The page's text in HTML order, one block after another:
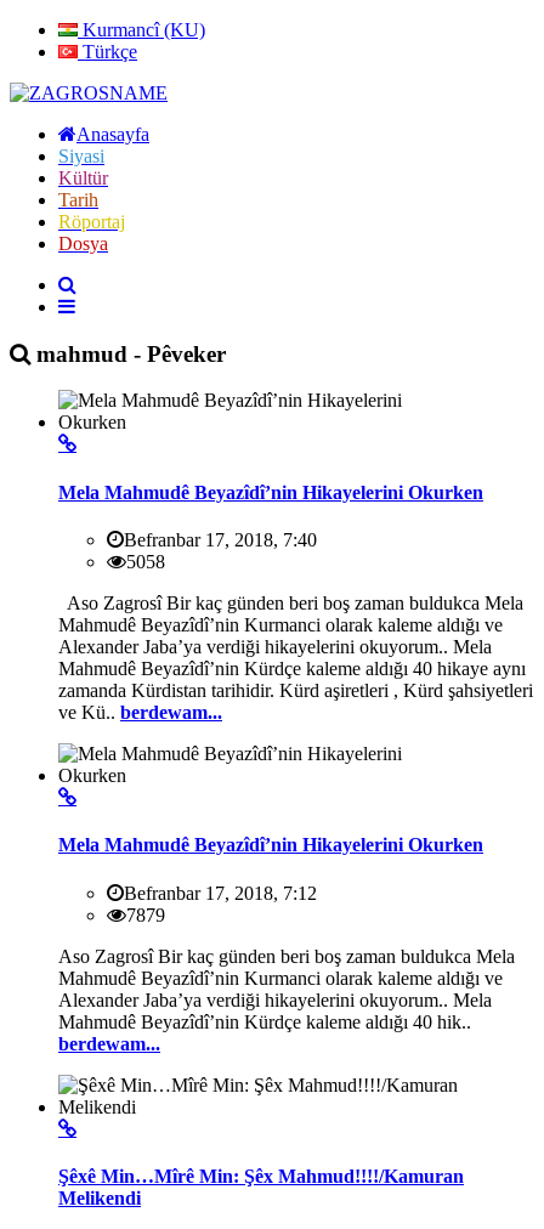
Kurmancî (KU)
Türkçe
Anasayfa
Siyasi
Kültür
Tarih
Röportaj
Dosya
mahmud - Pêveker
Mela Mahmudê Beyazîdî’nin Hikayelerini Okurken
Befranbar 17, 2018, 7:40
5058
Aso Zagrosî Bir kaç günden beri boş zaman buldukca Mela
Mahmudê Beyazîdî’nin Kurmanci olarak kaleme aldığı ve
Alexander Jaba’ya verdiği hikayelerini okuyorum.. Mela
Mahmudê Beyazîdî’nin Kürdçe kaleme aldığı 40 hikaye aynı
zamanda Kürdistan tarihidir. Kürd aşiretleri , Kürd şahsiyetleri
ve Kü.. berdewam...
Mela Mahmudê Beyazîdî’nin Hikayelerini Okurken
Befranbar 17, 2018, 7:12
7879
Aso Zagrosî Bir kaç günden beri boş zaman buldukca Mela
Mahmudê Beyazîdî’nin Kurmanci olarak kaleme aldığı ve
Alexander Jaba’ya verdiği hikayelerini okuyorum.. Mela
Mahmudê Beyazîdî’nin Kürdçe kaleme aldığı 40 hik..
berdewam...
Şêxê Min…Mîrê Min: Şêx Mahmud!!!!/Kamuran
Melikendi